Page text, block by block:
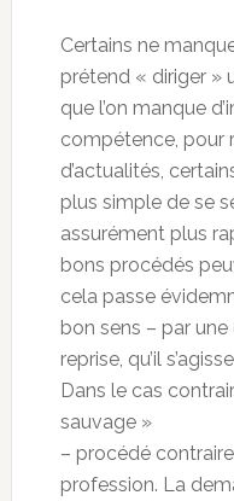
Certains ne
prétend « diriger »
que l’on manque
compétence, pour
d’actualités,
plus simple de se
assurément plus
bons procédés
cela passe
bon sens – par
reprise, qu’il
Dans le cas
sauvage »
– procédé
profession. La